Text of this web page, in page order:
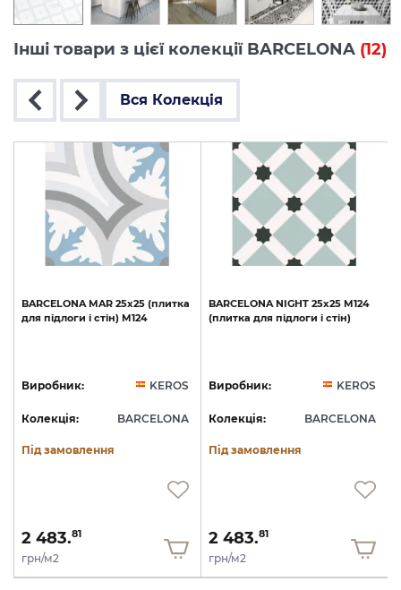
Інші товари з цієї колекції BARCELONA (12)
Вся Колекція
BARCELONA MAR 25х25 (плитка
для підлоги і стін) M124
Виробник: KEROS
Колекція: BARCELONA
Під замовлення
2 483.81
грн/м2
BARCELONA NIGHT 25х25 M124
(плитка для підлоги і стін)
Виробник: KEROS
Колекція: BARCELONA
Під замовлення
2 483.81
грн/м2